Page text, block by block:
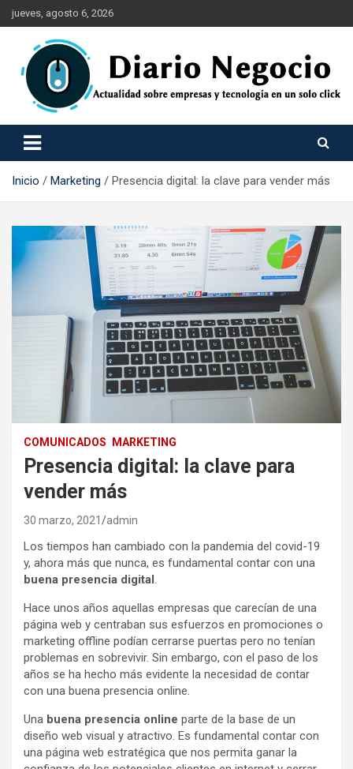
Saltar
al
contenido
jueves, agosto 6, 2026
Diario Negocio
Inicio Marketing Presencia digital: la clave para vender más
COMUNICADOS MARKETING
Presencia digital: la clave para
vender más
30 marzo, 2021 admin
Los tiempos han cambiado con la pandemia del covid-19
y, ahora más que nunca, es fundamental contar con una
buena presencia digital .
Hace unos años aquellas empresas que carecían de una
página web y centraban sus esfuerzos en promociones o
marketing offline podían cerrarse puertas pero no tenían
problemas en sobrevivir. Sin embargo, con el paso de los
años se ha hecho más evidente la necesidad de contar
con una buena presencia online.
Una buena presencia online parte de la base de un
diseño web visual y atractivo. Es fundamental contar con
una página web estratégica que nos permita ganar la